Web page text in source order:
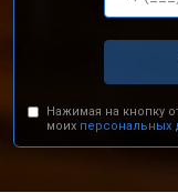
Нажимая на кнопку
моих персональных